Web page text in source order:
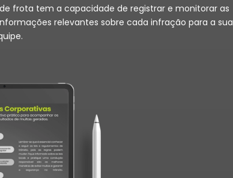
frota tem a capacidade de registrar e monitorar as
relevantes sobre cada infração para a sua